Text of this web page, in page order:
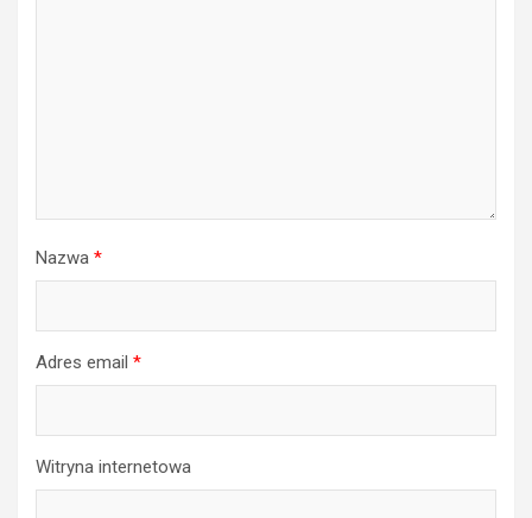
Nazwa *
Adres email *
Witryna internetowa